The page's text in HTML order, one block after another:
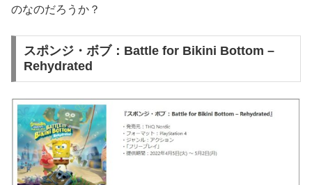
のなのだろうか？
スポンジ・ボブ：Battle for Bikini Bottom –
Rehydrated